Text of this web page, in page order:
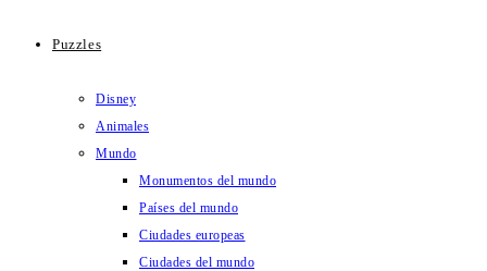
Puzzles
Disney
Animales
Mundo
Monumentos del mundo
Países del mundo
Ciudades europeas
Ciudades del mundo